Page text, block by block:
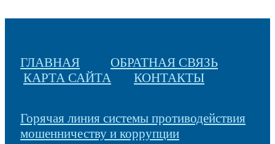
ГЛАВНАЯ
ОБРАТНАЯ СВЯЗЬ
КАРТА САЙТА
КОНТАКТЫ
Горячая линия системы противодействия
мошенничеству и коррупции